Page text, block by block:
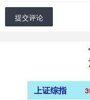
提交评论
上证综指